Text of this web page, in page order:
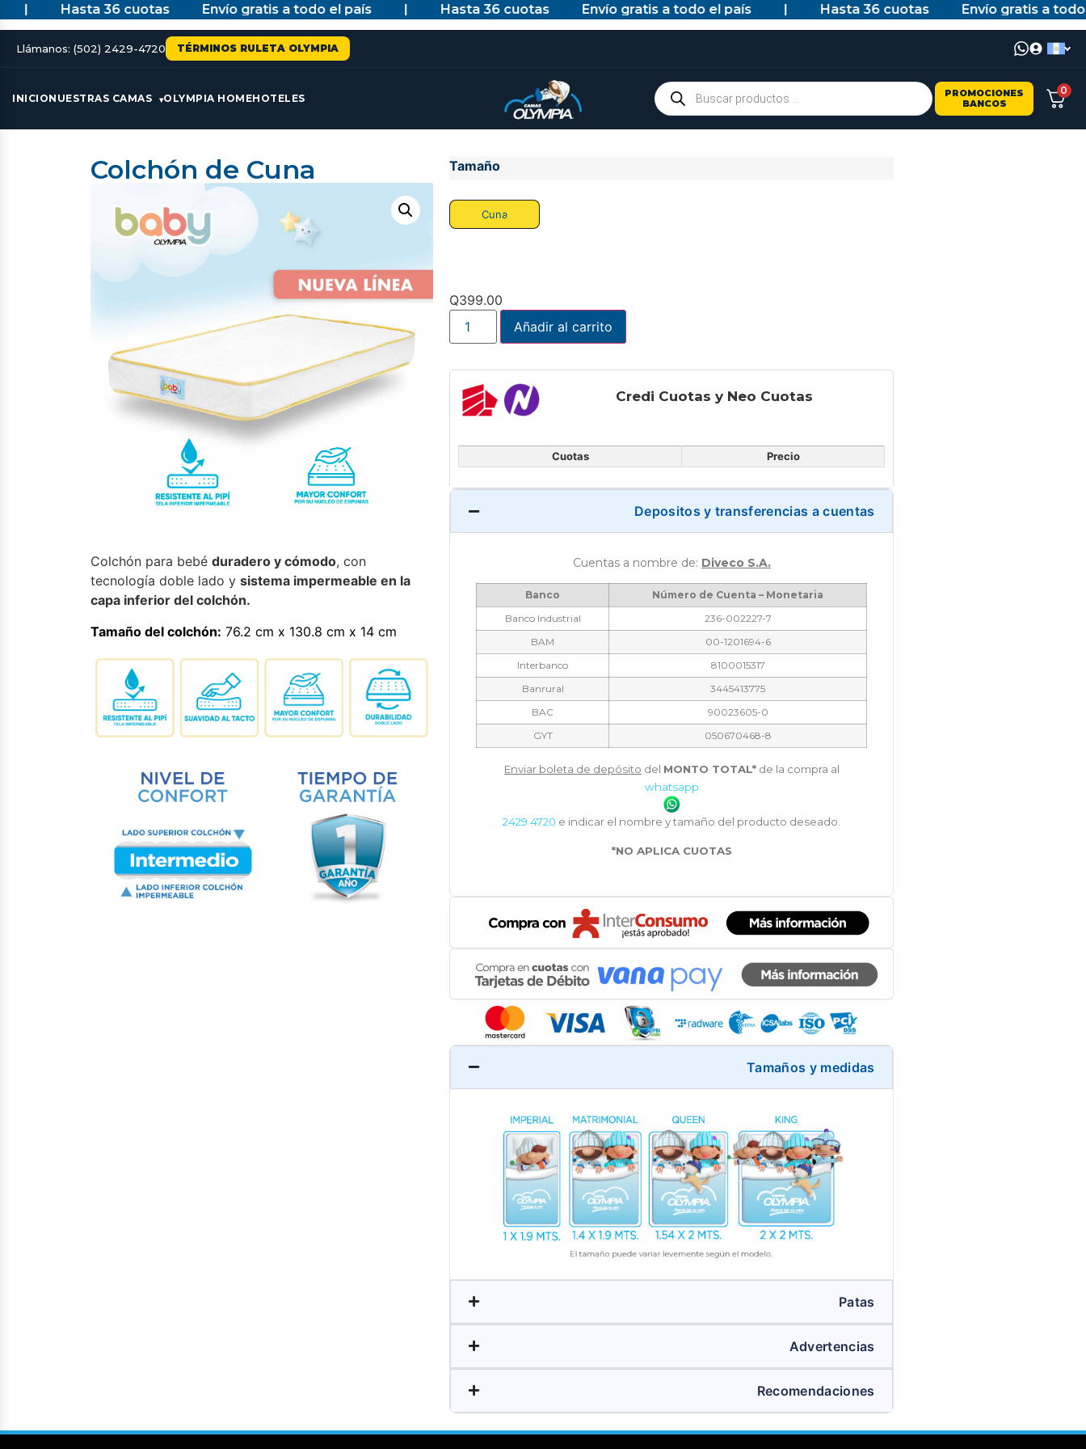
Hasta 36 cuotas Envío gratis a todo el país Hasta 36 cuotas Envío gratis a todo el país Hasta 36 cuotas Envío gratis a todo el
Llámanos: (502) 2429-4720 TÉRMINOS RULETA OLYMPIA
INICIONUESTRAS CAMAS OLYMPIA HOMEHOTELES
PROMOCIONES
BANCOS
0
Colchón de Cuna
Colchón para bebé duradero y cómodo, con
tecnología doble lado y sistema impermeable en la
capa inferior del colchón.
Tamaño del colchón: 76.2 cm x 130.8 cm x 14 cm
Tamaño
Cuna
Q399.00
Añadir al carrito
Credi Cuotas y Neo Cuotas
Cuotas Precio
Depositos y transferencias a cuentas
Cuentas a nombre de: Diveco S.A.
Banco
Número de Cuenta – Monetaria
Banco Industrial
236-002227-7
BAM
00-1201694-6
Interbanco
8100015317
Banrural
3445413775
BAC
90023605-0
GYT
050670468-8
Enviar boleta de depósito del MONTO TOTAL*de la compra al
whatsapp
2429 4720 e indicar el nombre y tamaño del producto deseado.
*NO APLICA CUOTAS
Tamaños y medidas
Patas
Advertencias
Recomendaciones